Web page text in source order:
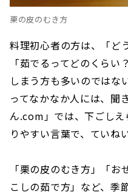
栗の皮のむき方
料理初心者の方は、「ど
「茹でるってどのくら
しまう方も多いのではな
ってなかなか人には、聞
ん.com」では、下ごし
りやすい言葉で、ていね
「栗の皮のむき方」「
こしの茹で方」など、季